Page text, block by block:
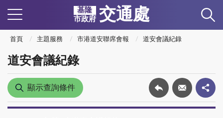
基隆
市政府 交通處
首頁 主題服務 市港道安聯席會報 道安會議紀錄
道安會議紀錄
顯示查詢條件